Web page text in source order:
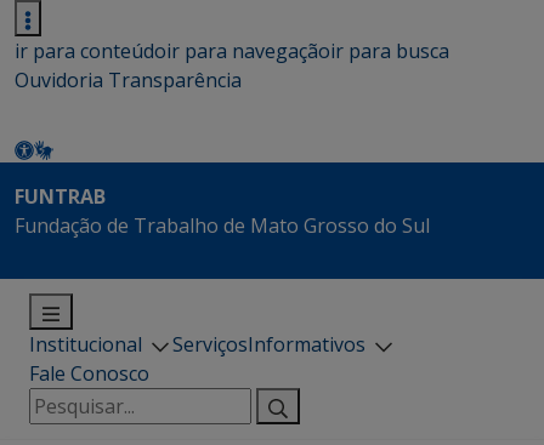
ir para conteúdoir para navegaçãoir para busca
Ouvidoria Transparência
FUNTRAB
Fundação de Trabalho de Mato Grosso do Sul
Institucional ServiçosInformativos
Fale Conosco
Pesquisar
por: